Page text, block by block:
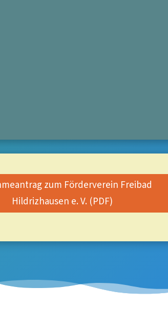
zum Förderverein Freibad
Hildrizhausen e. V. (PDF)